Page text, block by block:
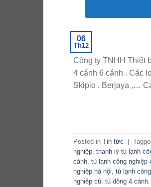
06
Th12
Công ty TNHH Thiết
4 cánh 6 cánh . Các
Skipio , Berjaya ,…
Posted in Tin tức
nghiệp, thanh lý tủ lạnh
cánh, tủ lạnh công nghiệp
nghiệp hà nội, tủ lạnh
nghiệp cũ, tủ đông 4 cánh,